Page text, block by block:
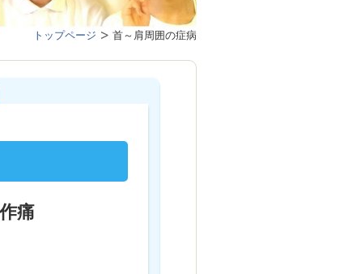
トップページ 首～肩周囲の症病
痛